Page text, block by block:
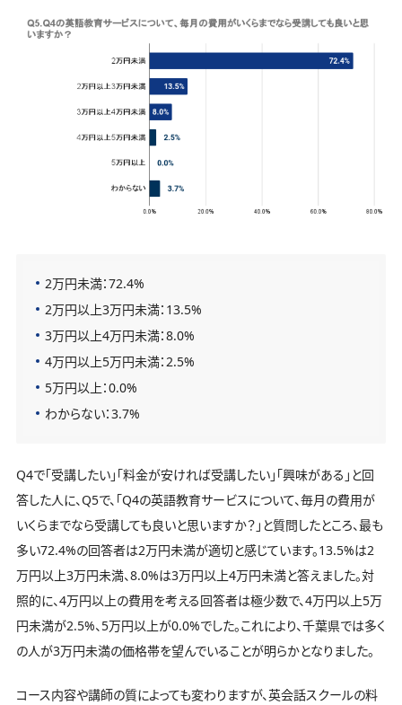
2万円未満：72.4%
2万円以上3万円未満：13.5%
3万円以上4万円未満：8.0%
4万円以上5万円未満：2.5%
5万円以上：0.0%
わからない：3.7%
Q4で「受講したい」「料金が安ければ受講したい」「興味がある」と回
答した人に、Q5で、「Q4の英語教育サービスについて、毎月の費用が
いくらまでなら受講しても良いと思いますか？」と質問したところ、最も
多い72.4%の回答者は2万円未満が適切と感じています。13.5%は2
万円以上3万円未満、8.0%は3万円以上4万円未満と答えました。対
照的に、4万円以上の費用を考える回答者は極少数で、4万円以上5万
円未満が2.5%、5万円以上が0.0%でした。これにより、千葉県では多く
の人が3万円未満の価格帯を望んでいることが明らかとなりました。
コース内容や講師の質によっても変わりますが、英会話スクールの料